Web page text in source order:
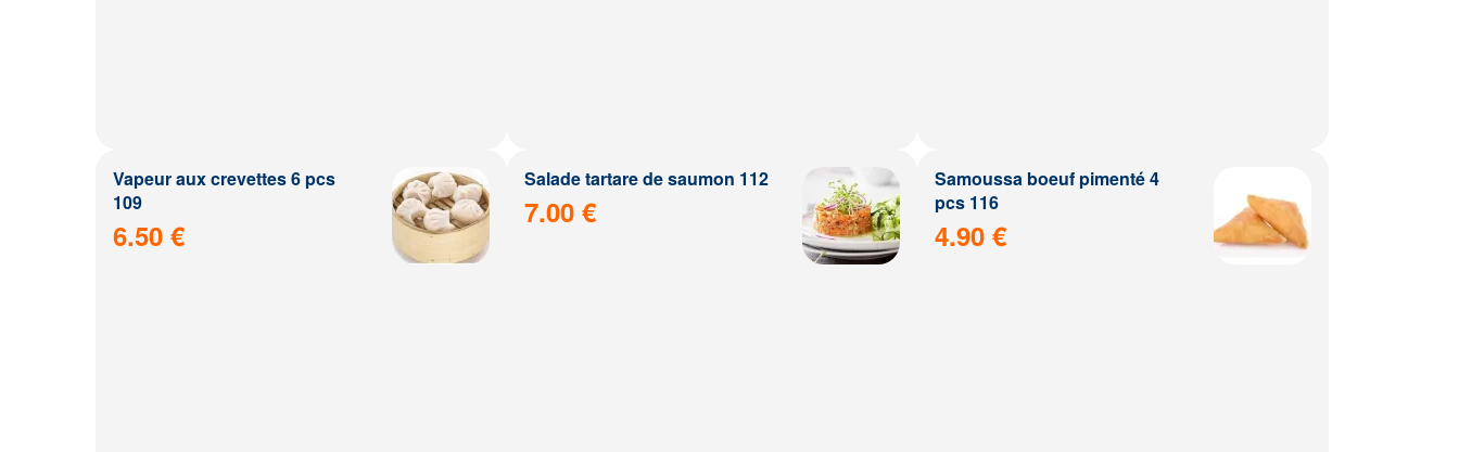
Vapeur aux crevettes 6 pcs
109
6.50 €
Salade tartare de saumon 112
7.00 €
Samoussa boeuf pimenté 4
pcs 116
4.90 €